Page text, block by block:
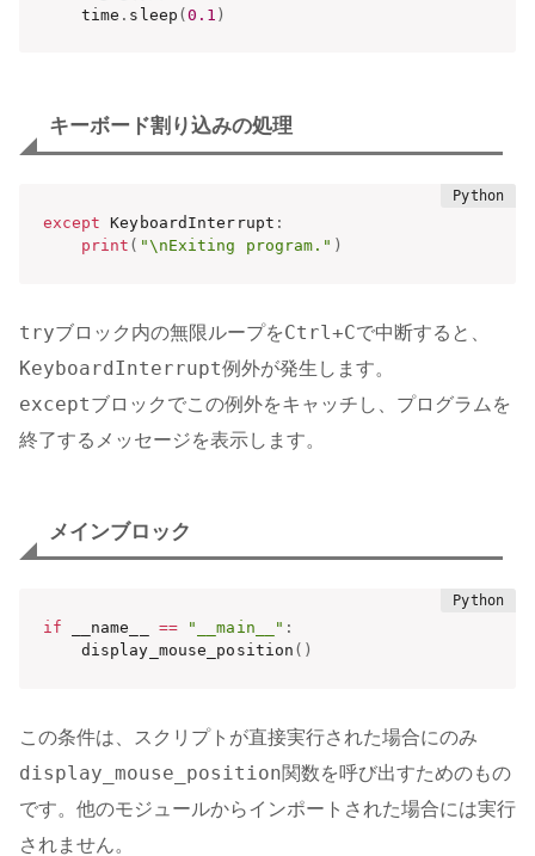
    time
. sleep (0.1 )
キーボード割り込みの処理
except KeyboardInterrupt :
print ( "\nExiting program." )
tryブロック内の無限ループをCtrl+Cで中断すると、
KeyboardInterrupt例外が発生します。
exceptブロックでこの例外をキャッチし、プログラムを
終了するメッセージを表示します。
メインブロック
if __name__ == "__main__" :
    display_mouse_position
( )
この条件は、スクリプトが直接実行された場合にのみ
display_mouse_position関数を呼び出すためのもの
です。他のモジュールからインポートされた場合には実行
されません。